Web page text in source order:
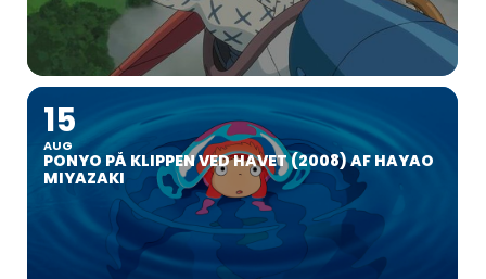
15
AUG
PONYO PÅ KLIPPEN VED HAVET (2008) AF HAYAO
MIYAZAKI